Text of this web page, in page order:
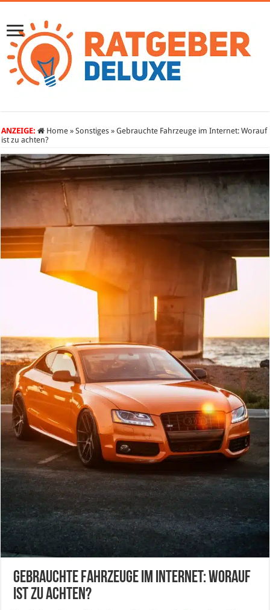
ANZEIGE: Home » Sonstiges » Gebrauchte Fahrzeuge im Internet: Worauf
ist zu achten?
Gebrauchte Fahrzeuge im Internet: Worauf
ist zu achten?